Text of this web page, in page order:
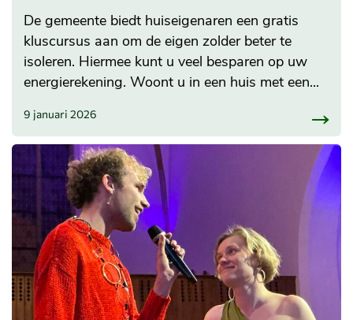
De gemeente biedt huiseigenaren een gratis
kluscursus aan om de eigen zolder beter te
isoleren. Hiermee kunt u veel besparen op uw
energierekening. Woont u in een huis met een...
9 januari 2026